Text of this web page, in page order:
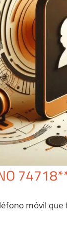
móvil quе